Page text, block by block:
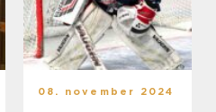
08. november 2024